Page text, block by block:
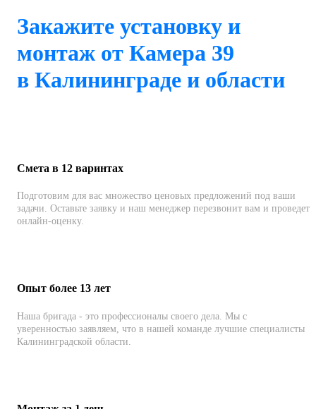
Закажите установку и
монтаж от Камера 39
в Калининграде и области
Смета в 12 варинтах
Подготовим для вас множество ценовых предложений под ваши
задачи. Оставьте заявку и наш менеджер перезвонит вам и проведет
онлайн-оценку.
Опыт более 13 лет
Наша бригада - это профессионалы своего дела. Мы с
уверенностью заявляем, что в нашей команде лучшие специалисты
Калининградской области.